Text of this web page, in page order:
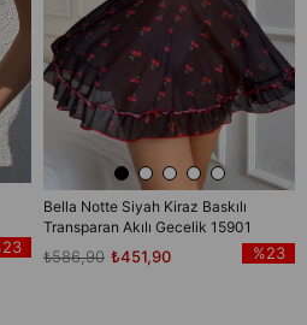
Bella Notte Siyah Kiraz Baskılı
Transparan Akılı Gecelik 15901
₺451,90
₺586,90 %23